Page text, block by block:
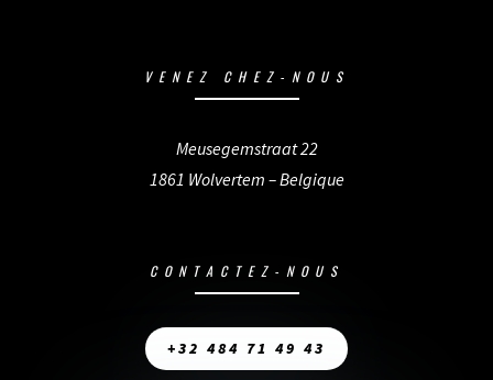
VENEZ CHEZ-NOUS
Meusegemstraat 22
1861 Wolvertem – Belgique
CONTACTEZ-NOUS
+32 484 71 49 43